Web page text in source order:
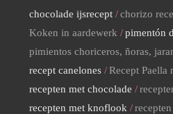
chocolade ijsrecept chorizo
Koken in aardewerk
pimentón
pimientos choriceros, ñoras,
recept canelones
Recept Paella
recepten met chocolade
recepten met knoflook